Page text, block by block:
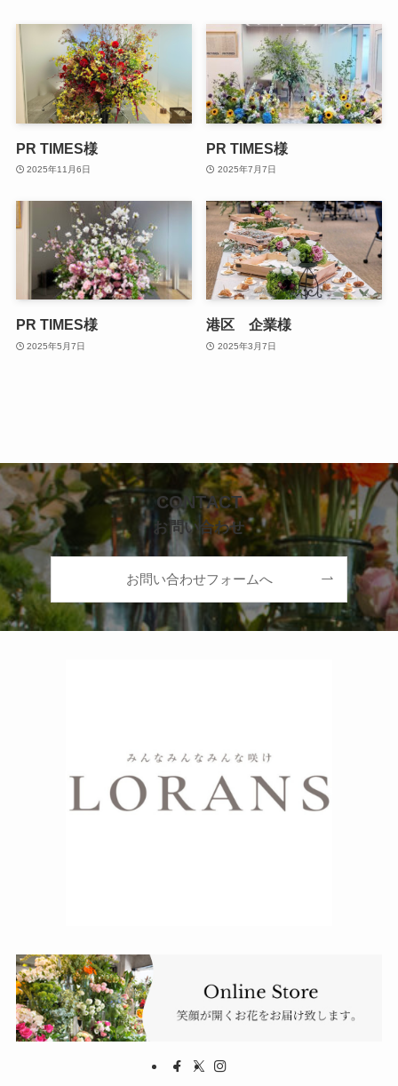
PR TIMES様
2025年11月6日
PR TIMES様
2025年7月7日
PR TIMES様
2025年5月7日
港区 企業様
2025年3月7日
CONTACT
お問い合わせ
お問い合わせフォームへ